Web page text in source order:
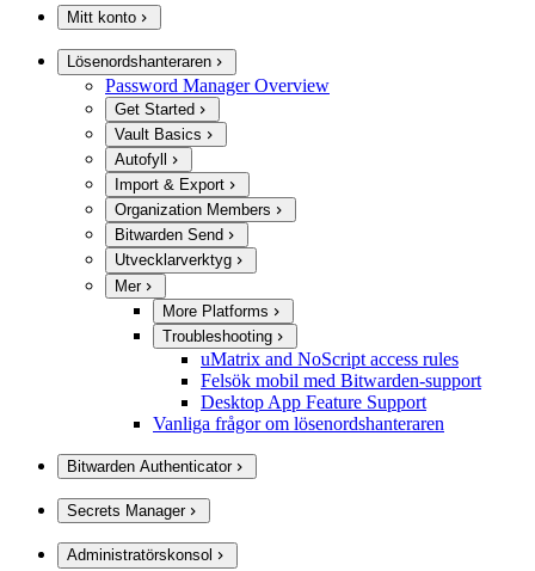
Mitt konto
Lösenordshanteraren
Password Manager Overview
Get Started
Vault Basics
Autofyll
Import & Export
Organization Members
Bitwarden Send
Utvecklarverktyg
Mer
More Platforms
Troubleshooting
uMatrix and NoScript access rules
Felsök mobil med Bitwarden-support
Desktop App Feature Support
Vanliga frågor om lösenordshanteraren
Bitwarden Authenticator
Secrets Manager
Administratörskonsol